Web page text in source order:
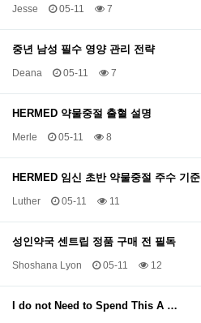
Jesse 05-11 7
중년 남성 필수 영양 관리 전략
Deana 05-11 7
HERMED 약물중절 출혈 설명
Merle 05-11 8
HERMED 임신 초반 약물중절 주수 기준
Luther 05-11 11
성인약국 센트립 정품 구매 전 필독
Shoshana Lyon 05-11 12
I do not Need to Spend This A …